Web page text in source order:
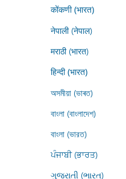
कोंकणी (भारत)
नेपाली (नेपाल)
मराठी (भारत)
हिन्दी (भारत)
অসমীয়া (ভাৰত)
বাংলা (বাংলাদেশ)
বাংলা (ভারত)
ਪੰਜਾਬੀ (ਭਾਰਤ)
ગુજરાતી (ભારત)